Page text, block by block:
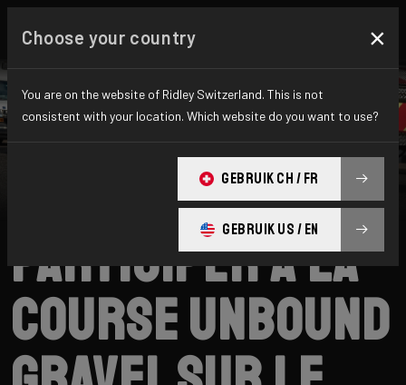
Category: Nouvelles
Participer à la
course Unbound
Choose your country ×
You are on the website of Ridley Switzerland. This is not
consistent with your location. Which website do you want to use?
GEBRUIK CH / FR
GEBRUIK US / EN